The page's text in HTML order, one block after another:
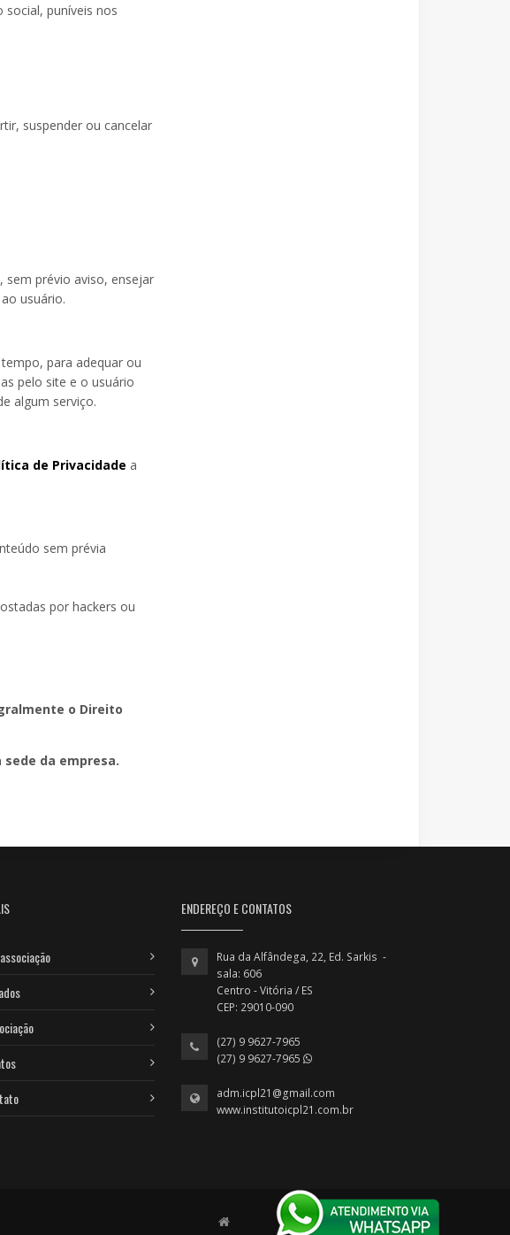
puníveis nos
suspender ou cancelar
sem prévio aviso, ensejar
usuário.
para adequar ou
pelo site e o usuário
algum serviço.
de Privacidade a
sem prévia
por hackers ou
o Direito
da empresa.
ENDEREÇO E CONTATOS
Rua da Alfândega, 22, Ed. Sarkis -
sala: 606
Centro - Vitória / ES
CEP: 29010-090
(27) 9 9627-7965
(27) 9 9627-7965
adm.icpl21@gmail.com
www.institutoicpl21.com.br